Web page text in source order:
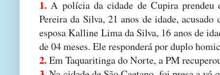
1. A polícia da cidade de Cupira prendeu
Pereira da Silva, 21 anos de idade, acusado
esposa Kalline Lima da Silva, 16 anos de
de 04 meses. Ele responderá por duplo
2.Em Taquaritinga do Norte, a PM